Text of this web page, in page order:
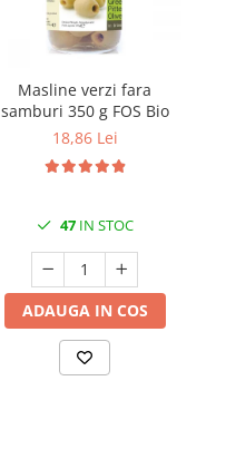
Masline verzi fara
samburi 350 g FOS Bio
18,86 Lei
47IN STOC
ADAUGA IN COS